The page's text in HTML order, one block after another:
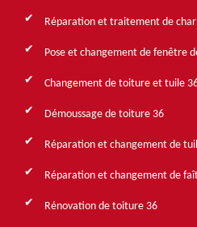
Réparation et traitement de
Pose et changement de fenêtre
Changement de toiture et tuile
Démoussage de toiture 36
Réparation et changement de
Réparation et changement de
Rénovation de toiture 36